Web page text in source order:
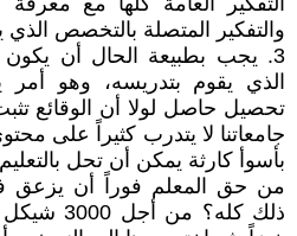
والتفكير المتصلة بالتخصص
3. يجب بطبيعة الحال أن
الذي يقوم بتدريسه، وهو
تحصيل حاصل لولا أن الوقائع
جامعاتنا لا يتدرب كثيراً على
بأسوأ كارثة يمكن أن تحل
من حق المعلم فوراً أن يزعق
ذلك كله؟